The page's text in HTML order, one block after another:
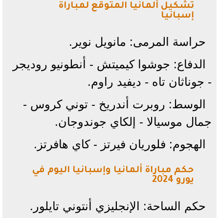
تشكيل ألمانيا المتوقع لمباراة
إسبانيا
حراسة المرمى: مانويل نوير.
الدفاع: جوشوا كيميتش - أنطونيو روديجر
- جوناثان تاه - ديفيد راوم.
الوسط: روبرت أندريخ - توني كروس -
جمال موسيالا - إلكاي جوندوجان.
الهجوم: فلوريان فيرتز - كاي هافرتز.
حكم مباراة ألمانيا وإسبانيا اليوم في
يورو 2024
حكم الساحة: الإنجليزي أنتوني تايلور.